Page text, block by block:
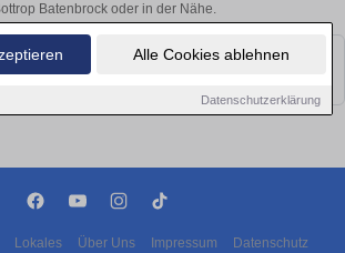
Alle Cookies ablehnen
Datenschutzerklärung
Batenbrock oder in der Nähe.
keine passenden Objekte finden. Schauen Sie
Lokales Über Uns Impressum Datenschutz